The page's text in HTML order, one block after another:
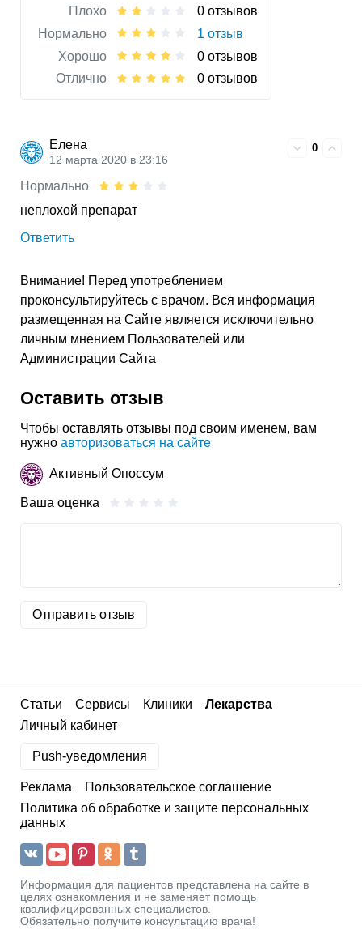
Плохо
0 отзывов
Нормально
1 отзыв
Хорошо
0 отзывов
Отлично
0 отзывов
Елена
12 марта 2020 в 23:16
0
Нормально
неплохой препарат
Ответить
Внимание! Перед употреблением
проконсультируйтесь с врачом. Вся информация
размещенная на Сайте является исключительно
личным мнением Пользователей или
Администрации Сайта
Оставить отзыв
Чтобы оставлять отзывы под своим именем, вам
нужно авторизоваться на сайте
Активный Опоссум
Ваша оценка
Отправить отзыв
Статьи Сервисы Клиники
Лекарства
Личный кабинет
Push-уведомления
Реклама
Пользовательское соглашение
Политика об обработке и защите персональных
данных
Информация для пациентов представлена на сайте в
целях ознакомления и не заменяет помощь
квалифицированных специалистов.
Обязательно получите консультацию врача!